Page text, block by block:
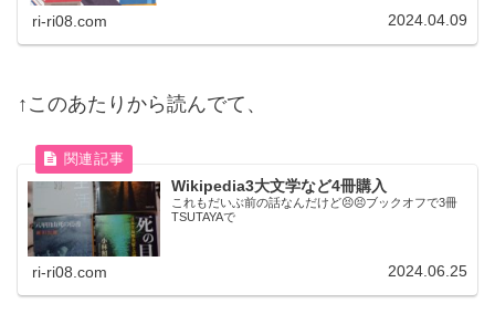
ri-ri08.com 2024.04.09
↑このあたりから読んでて、
Wikipedia3大文学など4冊購入
これもだいぶ前の話なんだけど😣😣ブックオフで3冊
TSUTAYAで
ri-ri08.com 2024.06.25